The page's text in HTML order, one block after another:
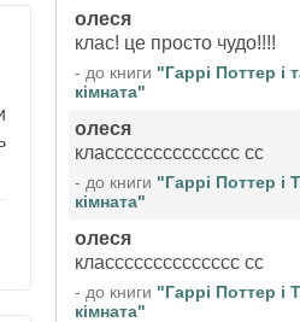
олеся
клас! це просто чудо!!!!
- до книги "Гаррі Поттер і
кімната"
олеся
класссссссссссссс сс
- до книги "Гаррі Поттер і
кімната"
олеся
класссссссссссссс сс
- до книги "Гаррі Поттер і
кімната"